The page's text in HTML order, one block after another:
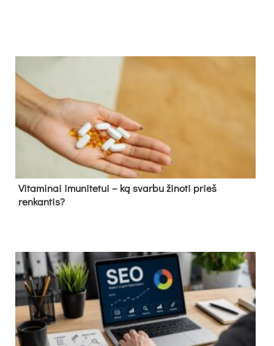
Vitaminai imunitetui – ką svarbu žinoti prieš
renkantis?